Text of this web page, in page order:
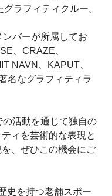
ラフィティクルー。
バーが所属してお
、CRAZE、
NAVN、KAPUT、
名なグラフィティラ
活動を通じて独自の
ィを芸術的な表現と
、ぜひこの機会にご
史を持つ老舗スポー